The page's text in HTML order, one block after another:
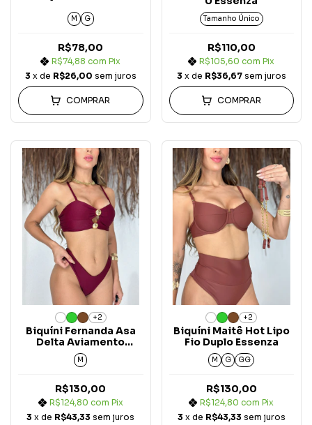
M G
R$78,00
R$74,88com Pix
3 x de R$26,00 sem juros
COMPRAR
Tamanho Único
R$110,00
R$105,60com Pix
3 x de R$36,67 sem juros
COMPRAR
+2
Biquíni Fernanda Asa
Delta Aviamento
Essenza
M
R$130,00
R$124,80 com Pix
3 x de R$43,33 sem juros
+2
Biquíni Maitê Hot Lipo
Fio Duplo Essenza
M G GG
R$130,00
R$124,80com Pix
3 x de R$43,33 sem juros